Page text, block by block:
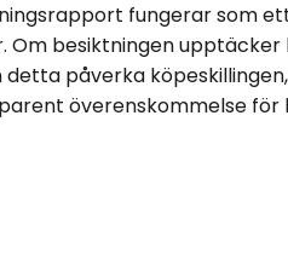
fungerar som
Om besiktningen
påverka
överenskommelse för